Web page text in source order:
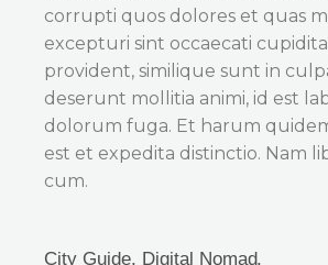
corrupti quos dolores et quas
excepturi sint occaecati
provident, similique sunt in
deserunt mollitia animi, id est
dolorum fuga. Et harum
est et expedita distinctio. Nam
cum.
City Guide, Digital Nomad